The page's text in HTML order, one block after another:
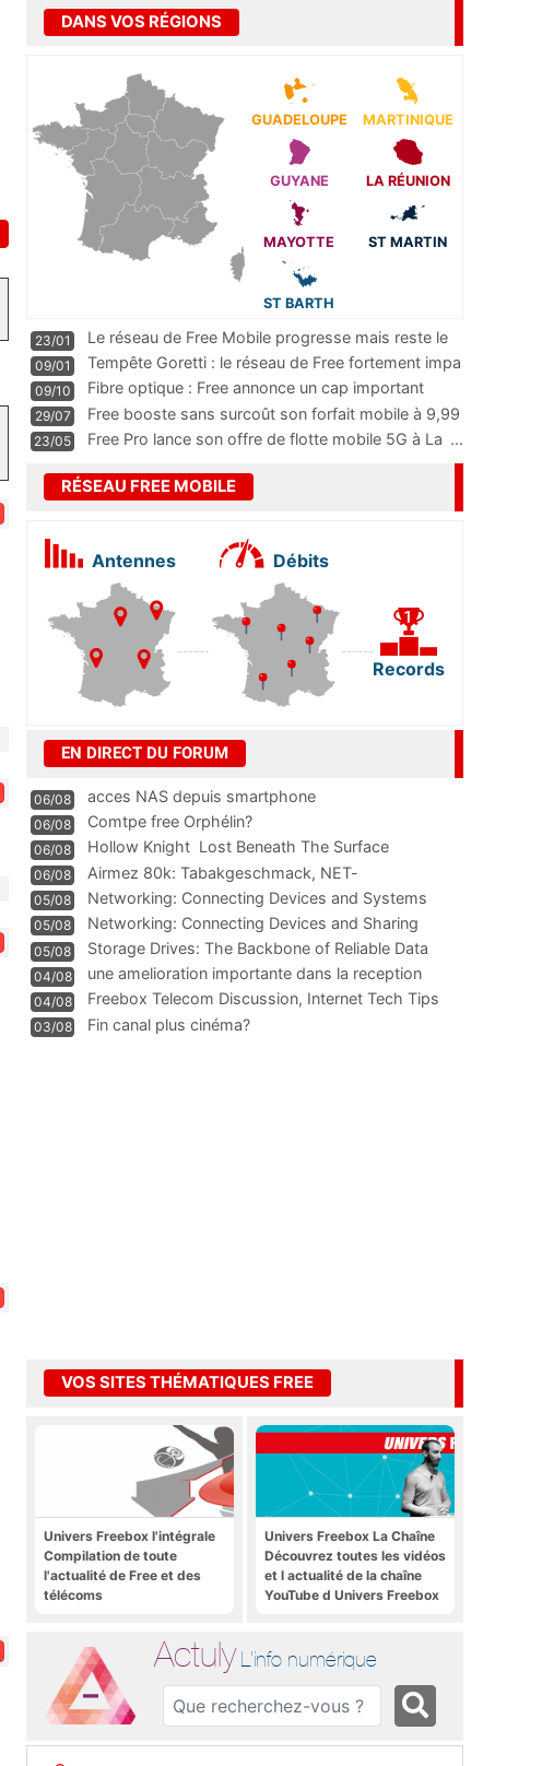
DANS VOS RÉGIONS
GUADELOUPE MARTINIQUE
GUYANE LA RÉUNION
MAYOTTE ST MARTIN
ST BARTH
23/01
Le réseau de Free Mobile progresse mais reste le
m
...
09/01
Tempête Goretti : le réseau de Free fortement impa
09/10
Fibre optique : Free annonce un cap important
pass
...
29/07
Free booste sans surcoût son forfait mobile à 9,99
23/05 Free Pro lance son offre de flotte mobile 5G à La ...
RÉSEAU FREE MOBILE
Antennes Débits
Records
EN DIRECT DU FORUM
06/08 acces NAS depuis smartphone
06/08 Comtpe free Orphélin?
06/08 Hollow Knight  Lost Beneath The Surface
06/08
Airmez 80k: Tabakgeschmack, NET-
Technologie und Leistung im
05/08 Networking: Connecting Devices and Systems
05/08
Networking: Connecting Devices and Sharing
Information
05/08
Storage Drives: The Backbone of Reliable Data
Management
04/08
une amelioration importante dans la reception
WIFI
04/08
Freebox Telecom Discussion, Internet Tech Tips
Communi
03/08 Fin canal plus cinéma?
VOS SITES THÉMATIQUES FREE
Univers Freebox l'intégrale
Compilation de toute
l'actualité de Free et des
télécoms
Univers Freebox La Chaîne
Découvrez toutes les vidéos
et l actualité de la chaîne
YouTube d Univers Freebox
Actuly L'info numérique